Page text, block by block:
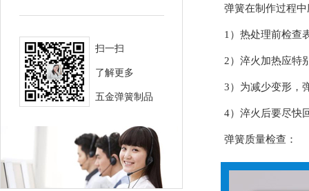
扫一扫
了解更多
五金弹簧制品
弹簧在制作过程
1）热处理前检查
2）淬火加热应特
3）为减少变形，
4）淬火后要尽快
弹簧质量检查：